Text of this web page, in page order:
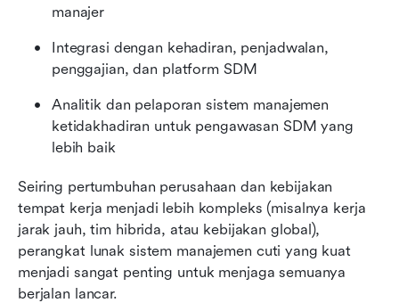
manajer
Integrasi dengan kehadiran, penjadwalan,
penggajian, dan platform SDM
Analitik dan pelaporan sistem manajemen
ketidakhadiran untuk pengawasan SDM yang
lebih baik
Seiring pertumbuhan perusahaan dan kebijakan
tempat kerja menjadi lebih kompleks (misalnya kerja
jarak jauh, tim hibrida, atau kebijakan global),
perangkat lunak sistem manajemen cuti yang kuat
menjadi sangat penting untuk menjaga semuanya
berjalan lancar.